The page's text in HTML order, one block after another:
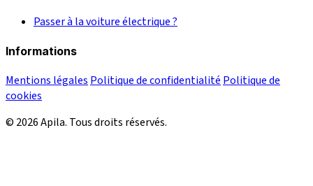
Passer à la voiture électrique ?
Informations
Mentions légales Politique de confidentialité Politique de
cookies
© 2026 Apila. Tous droits réservés.